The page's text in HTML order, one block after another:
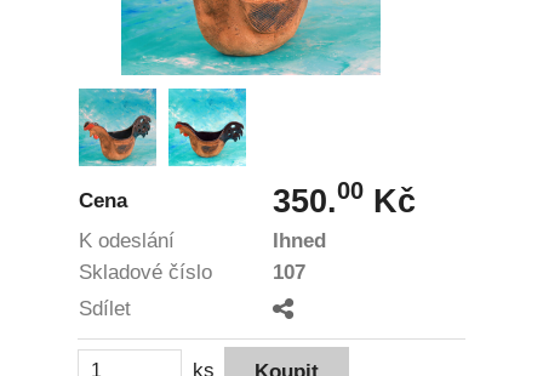
Cena 350.00 Kč
K odeslání
Ihned
Skladové číslo
107
Sdílet
ks